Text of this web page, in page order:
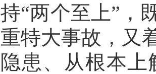
持“两个至上”，
重特大事故，又
隐患、从根本